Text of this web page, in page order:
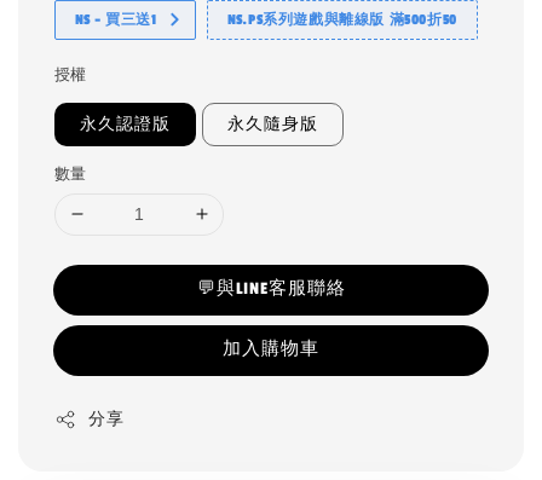
NS - 買三送1 NS.PS系列遊戲與離線版 滿500折50
授權
永久認證版 永久隨身版
數量
💬與LINE客服聯絡
加入購物車
分享